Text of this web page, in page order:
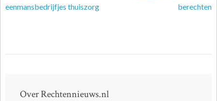
eenmansbedrijfjes thuiszorg
berechten
Over Rechtennieuws.nl